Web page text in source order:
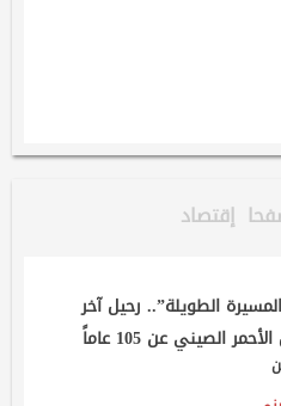
إقتصاد
الطويلة”.. رحيل آخر
الصيني عن 105 عاماً